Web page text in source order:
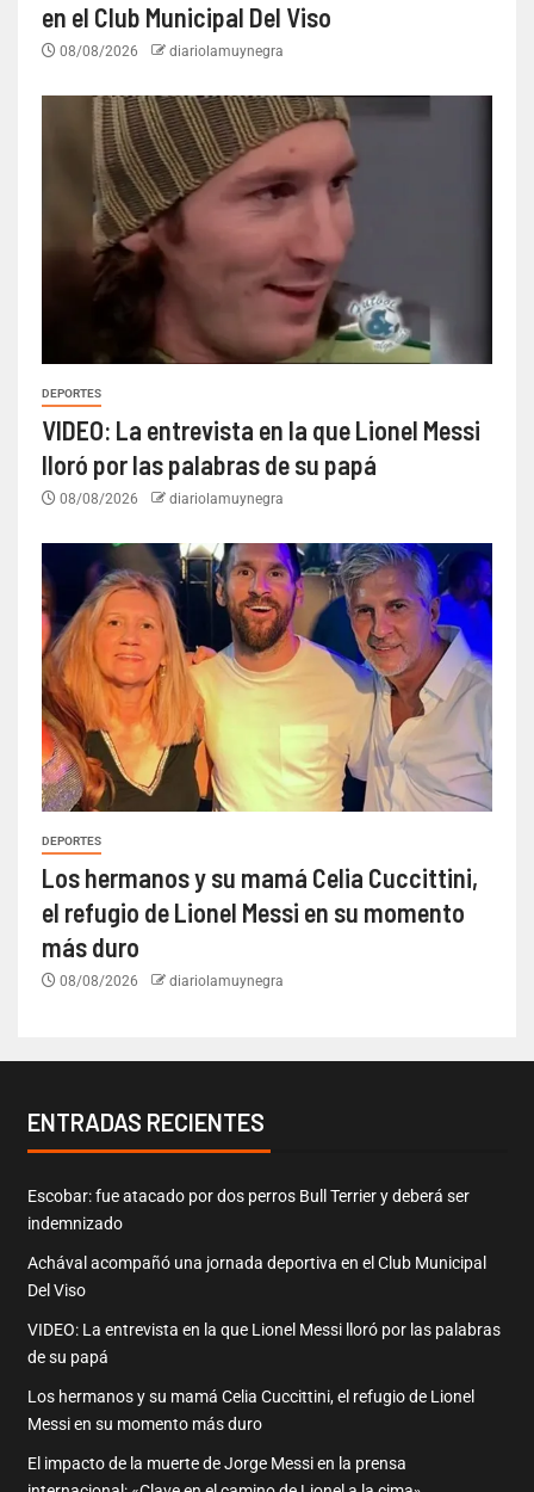
en el Club Municipal Del Viso
08/08/2026 diariolamuynegra
DEPORTES
VIDEO: La entrevista en la que Lionel Messi
lloró por las palabras de su papá
08/08/2026 diariolamuynegra
DEPORTES
Los hermanos y su mamá Celia Cuccittini,
el refugio de Lionel Messi en su momento
más duro
08/08/2026 diariolamuynegra
ENTRADAS RECIENTES
Escobar: fue atacado por dos perros Bull Terrier y deberá ser
indemnizado
Achával acompañó una jornada deportiva en el Club Municipal
Del Viso
VIDEO: La entrevista en la que Lionel Messi lloró por las palabras
de su papá
Los hermanos y su mamá Celia Cuccittini, el refugio de Lionel
Messi en su momento más duro
El impacto de la muerte de Jorge Messi en la prensa